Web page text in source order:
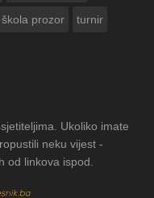
prozor turnir
Ukoliko imate
neku vijest -
od linkova ispod.